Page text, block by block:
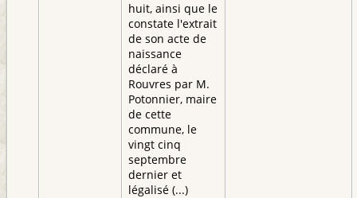
huit, ainsi que le
constate l'extrait
de son acte de
naissance
déclaré à
Rouvres par M.
Potonnier, maire
de cette
commune, le
vingt cinq
septembre
dernier et
légalisé (...)